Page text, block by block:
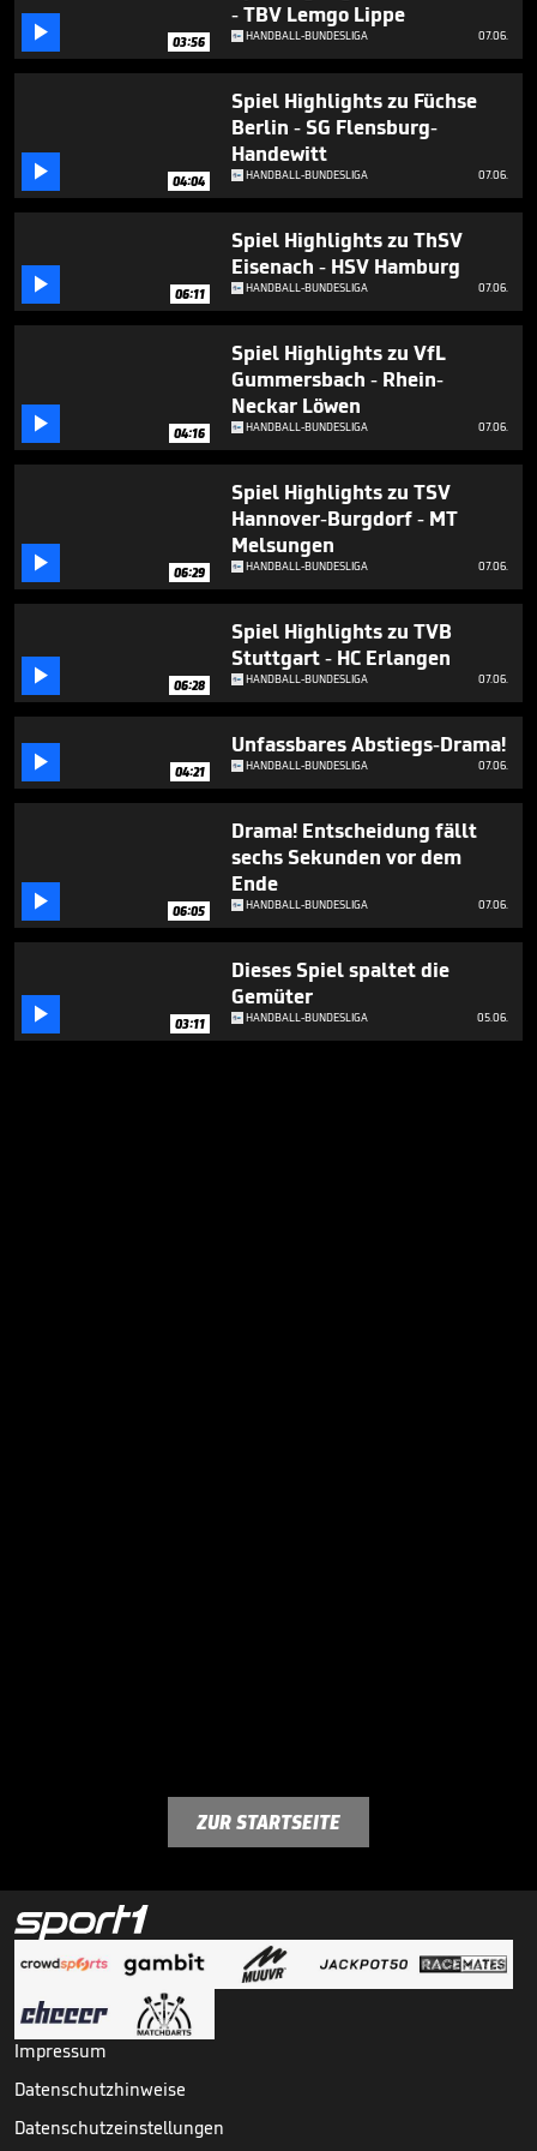
3
minutes,
16
seconds
 03:56
- TBV Lemgo Lippe
HANDBALL-BUNDESLIGA 07.06.
 04:04
Spiel Highlights zu Füchse
Berlin - SG Flensburg-
Handewitt
HANDBALL-BUNDESLIGA 07.06.
 06:11
Spiel Highlights zu ThSV
Eisenach - HSV Hamburg
HANDBALL-BUNDESLIGA 07.06.
 04:16
Spiel Highlights zu VfL
Gummersbach - Rhein-
Neckar Löwen
HANDBALL-BUNDESLIGA 07.06.
 06:29
Spiel Highlights zu TSV
Hannover-Burgdorf - MT
Melsungen
HANDBALL-BUNDESLIGA 07.06.
 06:28
Spiel Highlights zu TVB
Stuttgart - HC Erlangen
HANDBALL-BUNDESLIGA 07.06.
 04:21
Unfassbares Abstiegs-Drama!
HANDBALL-BUNDESLIGA 07.06.
 06:05
Drama! Entscheidung fällt
sechs Sekunden vor dem
Ende
HANDBALL-BUNDESLIGA 07.06.
 03:11
Dieses Spiel spaltet die
Gemüter
HANDBALL-BUNDESLIGA 05.06.
ZUR STARTSEITE
Impressum
Datenschutzhinweise
Datenschutzeinstellungen